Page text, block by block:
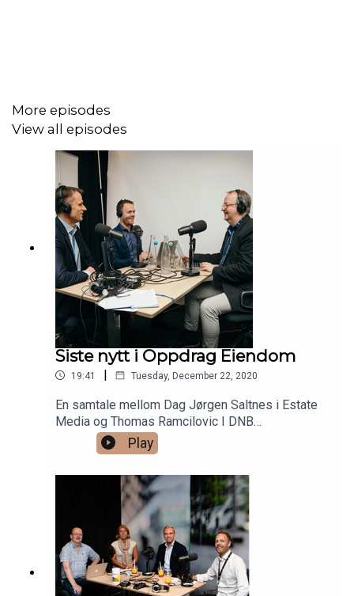
More episodes
View all episodes
Siste nytt i Oppdrag Eiendom
19:41 | Tuesday, December 22, 2020
En samtale mellom Dag Jørgen Saltnes i Estate
Media og Thomas Ramcilovic I DNB
Næringsmegling
Play